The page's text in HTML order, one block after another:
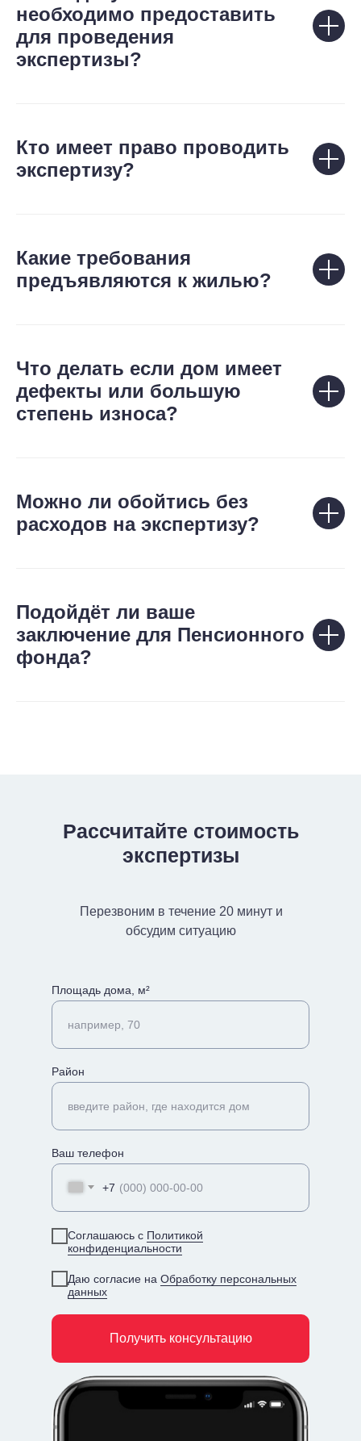
необходимо предоставить
для проведения
экспертизы?
Кто имеет право проводить
экспертизу?
Какие требования
предъявляются к жилью?
Что делать если дом имеет
дефекты или большую
степень износа?
Можно ли обойтись без
расходов на экспертизу?
Подойдёт ли ваше
заключение для Пенсионного
фонда?
Рассчитайте стоимость
экспертизы
Перезвоним в течение 20 минут и
обсудим ситуацию
Площадь дома, м²
например, 70
Район
введите район, где находится дом
Ваш телефон
+7
Соглашаюсь с Политикой
конфиденциальности
Даю согласие на Обработку персональных
данных
Получить консультацию